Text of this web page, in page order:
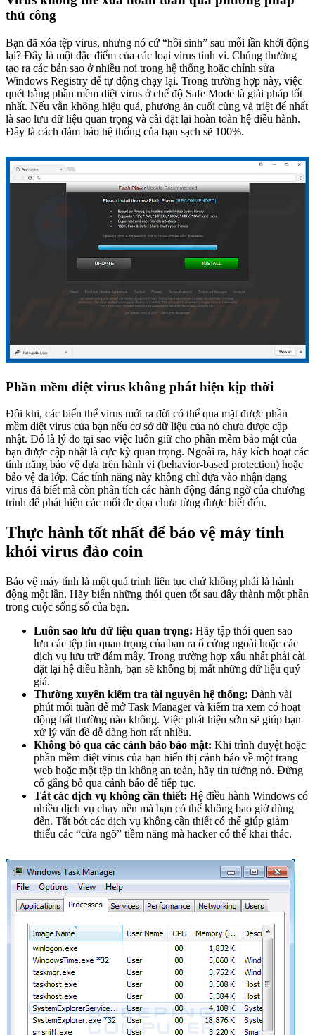
thủ công
Bạn đã xóa tệp virus, nhưng nó cứ “hồi sinh” sau mỗi lần khởi động
lại? Đây là một đặc điểm của các loại virus tinh vi. Chúng thường
tạo ra các bản sao ở nhiều nơi trong hệ thống hoặc chỉnh sửa
Windows Registry để tự động chạy lại. Trong trường hợp này, việc
quét bằng phần mềm diệt virus ở chế độ Safe Mode là giải pháp tốt
nhất. Nếu vẫn không hiệu quả, phương án cuối cùng và triệt để nhất
là sao lưu dữ liệu quan trọng và cài đặt lại hoàn toàn hệ điều hành.
Đây là cách đảm bảo hệ thống của bạn sạch sẽ 100%.
Phần mềm diệt virus không phát hiện kịp thời
Đôi khi, các biến thể virus mới ra đời có thể qua mặt được phần
mềm diệt virus của bạn nếu cơ sở dữ liệu của nó chưa được cập
nhật. Đó là lý do tại sao việc luôn giữ cho phần mềm bảo mật của
bạn được cập nhật là cực kỳ quan trọng. Ngoài ra, hãy kích hoạt các
tính năng bảo vệ dựa trên hành vi (behavior-based protection) hoặc
bảo vệ đa lớp. Các tính năng này không chỉ dựa vào nhận dạng
virus đã biết mà còn phân tích các hành động đáng ngờ của chương
trình để phát hiện các mối đe dọa chưa từng được biết đến.
Thực hành tốt nhất để bảo vệ máy tính
khỏi virus đào coin
Bảo vệ máy tính là một quá trình liên tục chứ không phải là hành
động một lần. Hãy biến những thói quen tốt sau đây thành một phần
trong cuộc sống số của bạn.
Luôn sao lưu dữ liệu quan trọng: Hãy tập thói quen sao
lưu các tệp tin quan trọng của bạn ra ổ cứng ngoài hoặc các
dịch vụ lưu trữ đám mây. Trong trường hợp xấu nhất phải cài
đặt lại hệ điều hành, bạn sẽ không bị mất những dữ liệu quý
giá.
Thường xuyên kiểm tra tài nguyên hệ thống: Dành vài
phút mỗi tuần để mở Task Manager và kiểm tra xem có hoạt
động bất thường nào không. Việc phát hiện sớm sẽ giúp bạn
xử lý vấn đề dễ dàng hơn rất nhiều.
Không bỏ qua các cảnh báo bảo mật: Khi trình duyệt hoặc
phần mềm diệt virus của bạn hiển thị cảnh báo về một trang
web hoặc một tệp tin không an toàn, hãy tin tưởng nó. Đừng
cố gắng bỏ qua cảnh báo để tiếp tục.
Tắt các dịch vụ không cần thiết: Hệ điều hành Windows có
nhiều dịch vụ chạy nền mà bạn có thể không bao giờ dùng
đến. Tắt bớt các dịch vụ không cần thiết có thể giúp giảm
thiểu các “cửa ngõ” tiềm năng mà hacker có thể khai thác.